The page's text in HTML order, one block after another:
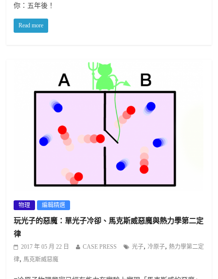
你：五年後！
Read more
物理 編輯精選
玩光子的惡魔：單光子冷卻、馬克斯威惡魔與熱力學第二定
律
2017 年 05 月 22 日 CASE PRESS 光子, 冷原子,熱力學第二定
律, 馬克斯威惡魔